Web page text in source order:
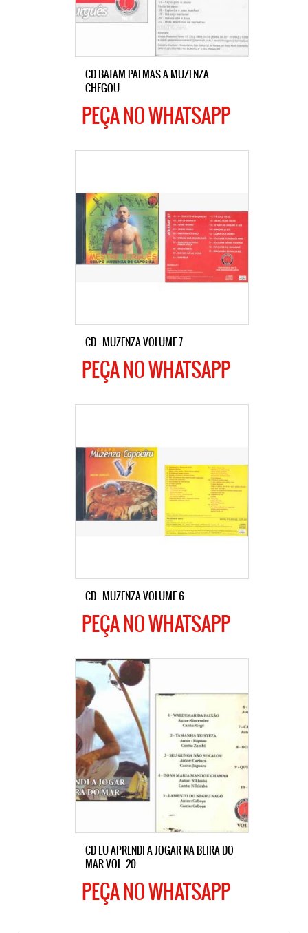
CD BATAM PALMAS A MUZENZA
CHEGOU
PEÇA NO WHATSAPP
CD – MUZENZA VOLUME 7
PEÇA NO WHATSAPP
CD – MUZENZA VOLUME 6
PEÇA NO WHATSAPP
CD EU APRENDI A JOGAR NA BEIRA DO
MAR VOL. 20
PEÇA NO WHATSAPP